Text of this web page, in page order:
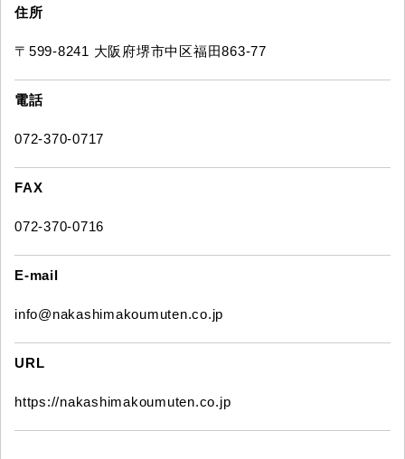
住所
〒599-8241 大阪府堺市中区福田863-77
電話
072-370-0717
FAX
072-370-0716
E-mail
info@nakashimakoumuten.co.jp
URL
https://nakashimakoumuten.co.jp